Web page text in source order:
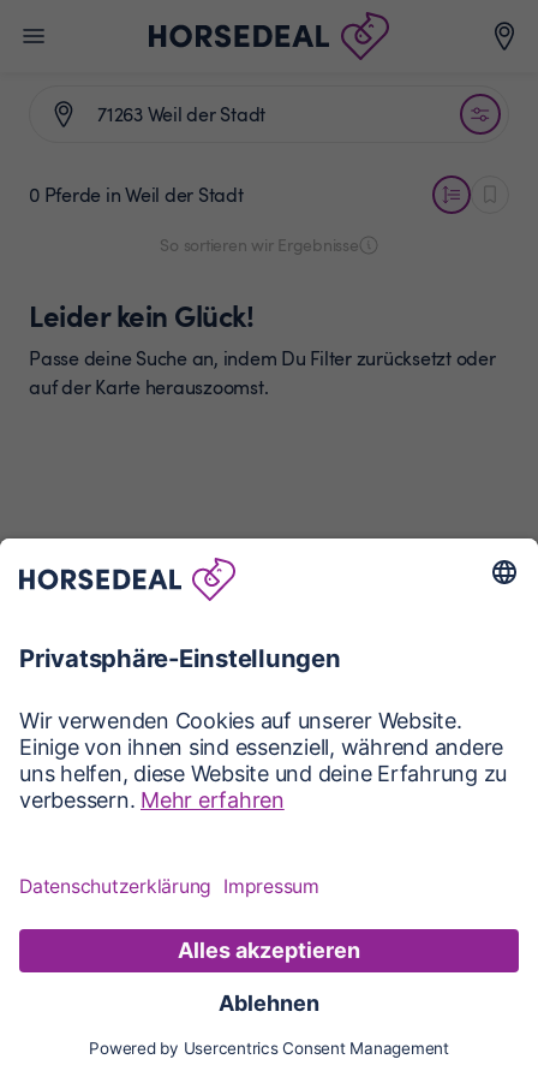
Karte Updates Konto
Karte
0 Pferde in Weil der Stadt
So sortieren wir Ergebnisse
Leider kein Glück!
Passe deine Suche an, indem Du Filter zurücksetzt oder
auf der Karte herauszoomst.